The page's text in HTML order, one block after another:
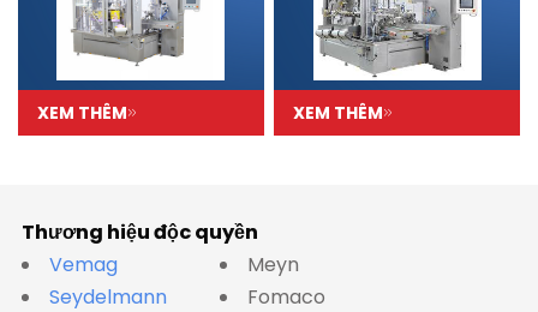
XEM THÊM XEM THÊM
Thương hiệu độc quyền
Vemag
Seydelmann
Meyn
Fomaco